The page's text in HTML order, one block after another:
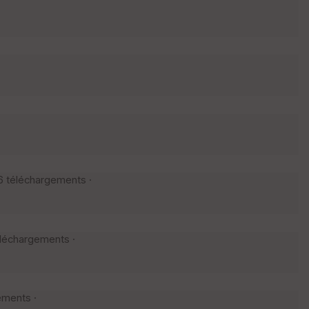
téléchargements ·
·
·